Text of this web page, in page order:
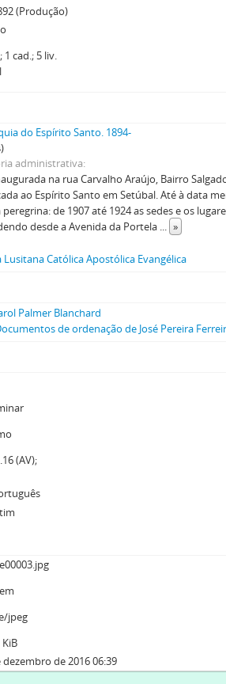
(Produção)
1 cad.; 5 liv.
do Espírito Santo. 1894-
administrativa
na rua Carvalho Araújo, Bairro
ao Espírito Santo em Setúbal. Até à data
peregrina: de 1907 até 1924 as sedes e os
desde a Avenida da Portela ... »
Lusitana Católica Apostólica Evangélica
Palmer Blanchard
de ordenação de José Pereira
(AV);
jpeg
KiB
dezembro de 2016 06:39